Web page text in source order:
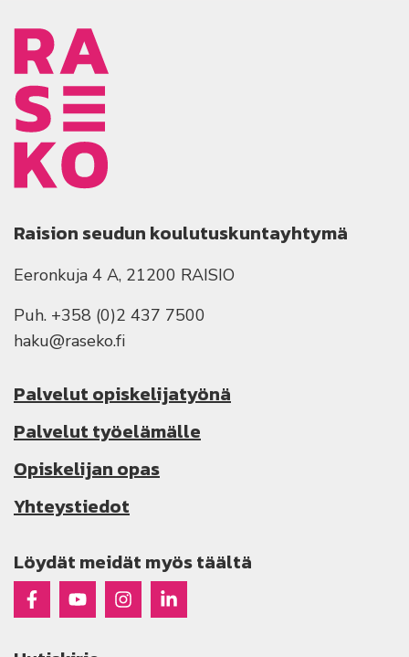
Raision seudun koulutuskuntayhtymä
Eeronkuja 4 A, 21200 RAISIO
Puh. +358 (0)2 437 7500
haku@raseko.fi
Palvelut opiskelijatyönä
Palvelut työelämälle
Opiskelijan opas
Yhteystiedot
Löydät meidät myös täältä
Raseko Facebookissa
Raseko Youtubessa
Raseko Instagramissa
Raseko Linkedinissä